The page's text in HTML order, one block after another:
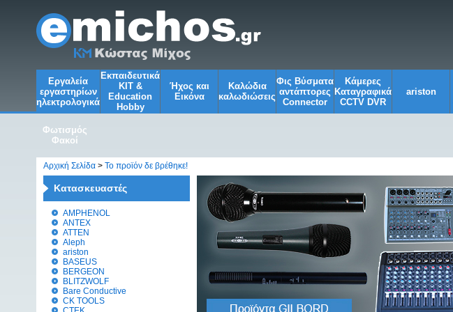
Εργαλεία
εργαστηρίων
ηλεκτρολογικά
Εκπαιδευτικά
KIT &
Education
Ηobby
Ήχος και
Εικόνα
Kαλώδια
καλωδιώσεις
Φις Βύσματα
αντάπτορες
Connector
Κάμερες
Καταγραφικά
CCTV DVR
ariston
Φωτισμός
Φακοί
Αρχική Σελίδα > Το προϊόν δε βρέθηκε!
Κατασκευαστές
AMPHENOL
ANTEX
ATTEN
Aleph
ariston
BASEUS
BERGEON
BLITZWOLF
Bare Conductive
CK TOOLS